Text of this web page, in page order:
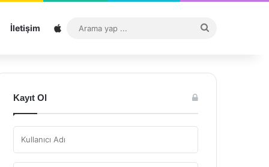
İletişim Sitemap
...
Kayıt Ol